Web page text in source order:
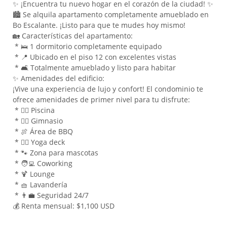
✨ ¡Encuentra tu nuevo hogar en el corazón de la ciudad! ✨
🏙️ Se alquila apartamento completamente amueblado en
Bo Escalante. ¡Listo para que te mudes hoy mismo!
🏡 Características del apartamento:
* 🛌 1 dormitorio completamente equipado
* 📍 Ubicado en el piso 12 con excelentes vistas
* 🛋️ Totalmente amueblado y listo para habitar
✨ Amenidades del edificio:
¡Vive una experiencia de lujo y confort! El condominio te
ofrece amenidades de primer nivel para tu disfrute:
* 🏊‍♀️ Piscina
* 🏋️‍♂️ Gimnasio
* 🍖 Área de BBQ
* 🧘‍♀️ Yoga deck
* 🐾 Zona para mascotas
* 🧑‍💻 Coworking
* 🍹 Lounge
* 🧺 Lavandería
* 👨‍💼 Seguridad 24/7
💰 Renta mensual: $1,100 USD